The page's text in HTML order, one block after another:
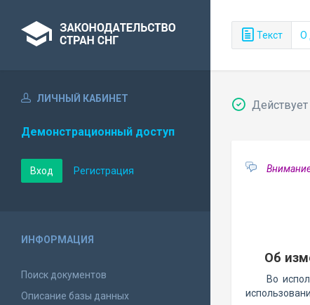
Текст О
ЛИЧНЫЙ КАБИНЕТ
Демонстрационный доступ
Вход Регистрация
ИНФОРМАЦИЯ
Поиск документов
Описание базы данных
Действует
Об
Во